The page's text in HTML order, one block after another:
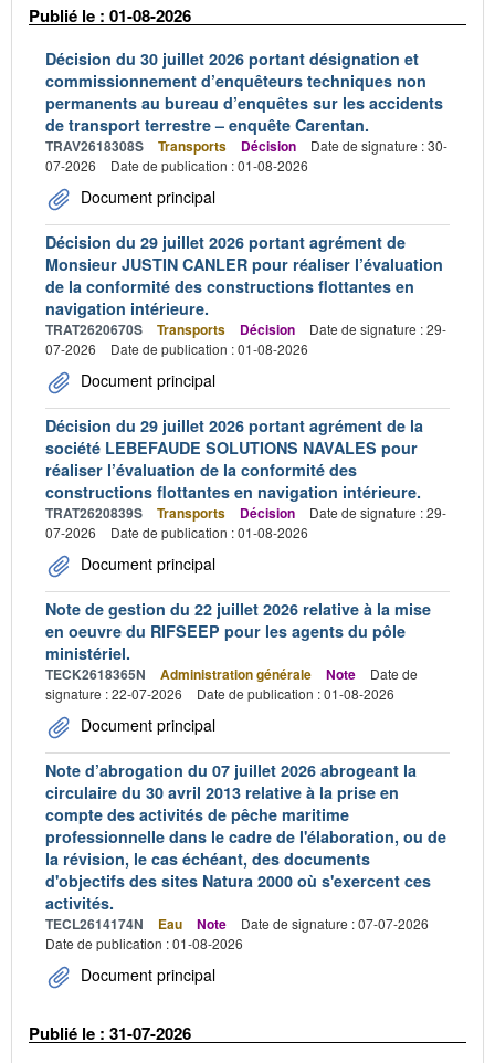
Publié le : 01-08-2026
Décision du 30 juillet 2026 portant désignation et
commissionnement d’enquêteurs techniques non
permanents au bureau d’enquêtes sur les accidents
de transport terrestre – enquête Carentan.
TRAV2618308S Transports Décision
Date de signature : 30-
07-2026
Date de publication : 01-08-2026
Document principal
Décision du 29 juillet 2026 portant agrément de
Monsieur JUSTIN CANLER pour réaliser l’évaluation
de la conformité des constructions flottantes en
navigation intérieure.
TRAT2620670S Transports Décision
Date de signature : 29-
07-2026
Date de publication : 01-08-2026
Document principal
Décision du 29 juillet 2026 portant agrément de la
société LEBEFAUDE SOLUTIONS NAVALES pour
réaliser l’évaluation de la conformité des
constructions flottantes en navigation intérieure.
TRAT2620839S Transports Décision
Date de signature : 29-
07-2026
Date de publication : 01-08-2026
Document principal
Note de gestion du 22 juillet 2026 relative à la mise
en oeuvre du RIFSEEP pour les agents du pôle
ministériel.
TECK2618365N Administration générale Note
Date de
signature : 22-07-2026
Date de publication : 01-08-2026
Document principal
Note d’abrogation du 07 juillet 2026 abrogeant la
circulaire du 30 avril 2013 relative à la prise en
compte des activités de pêche maritime
professionnelle dans le cadre de l'élaboration, ou de
la révision, le cas échéant, des documents
d'objectifs des sites Natura 2000 où s'exercent ces
activités.
TECL2614174N Eau Note
Date de signature : 07-07-2026
Date de publication : 01-08-2026
Document principal
Publié le : 31-07-2026